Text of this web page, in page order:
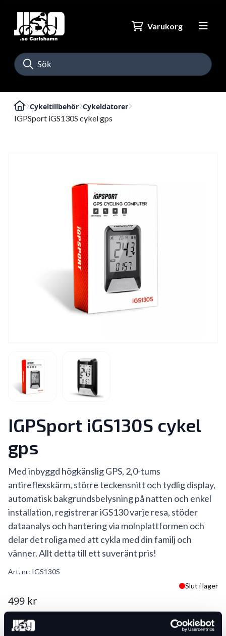
Varukorg
Cykeltillbehör Cykeldatorer
IGPSport iGS130S cykel gps
IGPSport iGS130S cykel
gps
Med inbyggd högkänslig GPS, 2,0-tums
antireflexskärm, större teckensnitt och tydlig display,
automatisk bakgrundsbelysning på natten och enkel
installation, registrerar iGS130 varje resa, stöder
dataanalys och hantering via molnplattformen och
delar det roliga med att cykla med din familj och
vänner. Allt detta till ett suveränt pris!
Art. nr: IGS130S
Slut i lager
499 kr